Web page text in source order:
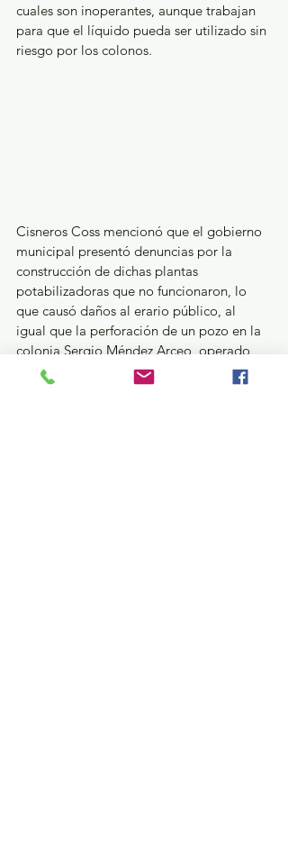
cuales son inoperantes, aunque trabajan
para que el líquido pueda ser utilizado sin
riesgo por los colonos.
Cisneros Coss mencionó que el gobierno
municipal presentó denuncias por la
construcción de dichas plantas
potabilizadoras que no funcionaron, lo
que causó daños al erario público, al
igual que la perforación de un pozo en la
colonia Sergio Méndez Arceo, operado
por la Unión Popular Revolucionaria
Emiliano Zapata Línea de Masas (UPREZ